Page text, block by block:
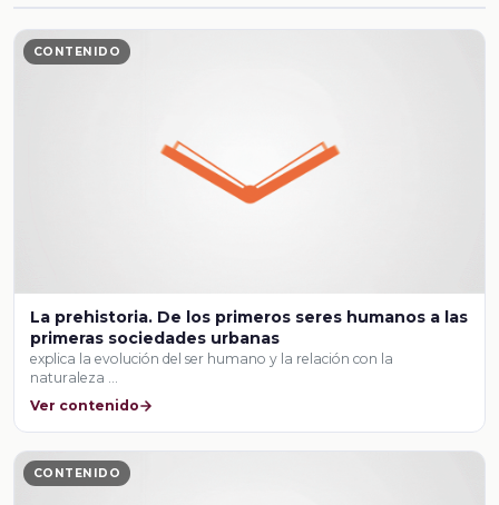
CONTENIDO
La prehistoria. De los primeros seres humanos a las
primeras sociedades urbanas
explica la evolución del ser humano y la relación con la
naturaleza …
Ver contenido
CONTENIDO